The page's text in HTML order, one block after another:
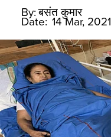
By: बसंत कुमार
Date: 14 Mar, 2021